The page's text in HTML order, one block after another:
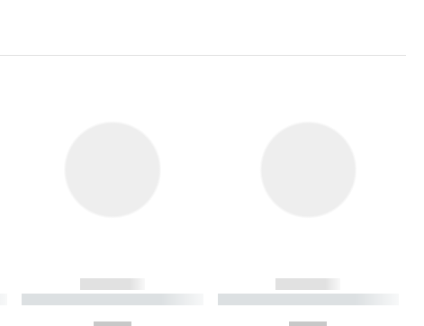
------------
----------- ----------- ----------
------------
----------- ----------- ----------